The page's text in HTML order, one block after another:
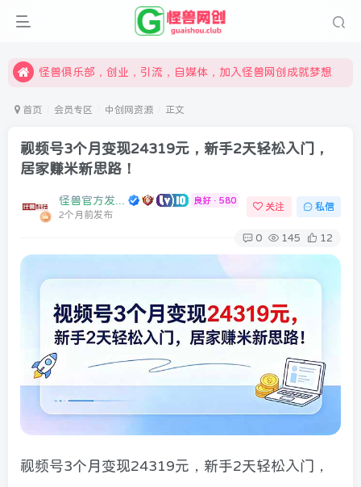
限时开通会员更享折扣，超高返佣
怪兽俱乐部，创业，引流，自媒体，加入怪兽网创成就梦想
首页 会员专区 中创网资源 正文
视频号3个月变现24319元，新手2天轻松入门，
居家赚米新思路！
良好 · 580
2个月前发布
关注 私信
0 145 12
视频号3个月变现24319元，新手2天轻松入门，